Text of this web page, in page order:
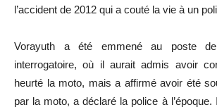
l’accident de 2012 qui a couté la vie à un
Vorayuth a été emmené au poste
interrogatoire, où il aurait admis avoir
heurté la moto, mais a affirmé avoir été
par la moto, a déclaré la police à